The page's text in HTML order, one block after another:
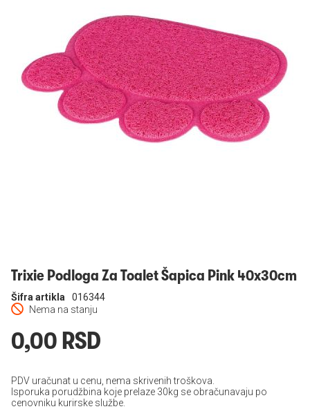
Trixie Podloga Za Toalet Šapica Pink 40x30cm
Nema na stanju
Šifra artikla 016344
0,00 RSD
PDV uračunat u cenu, nema skrivenih troškova.
Isporuka porudžbina koje prelaze 30kg se obračunavaju po
cenovniku kurirske službe.